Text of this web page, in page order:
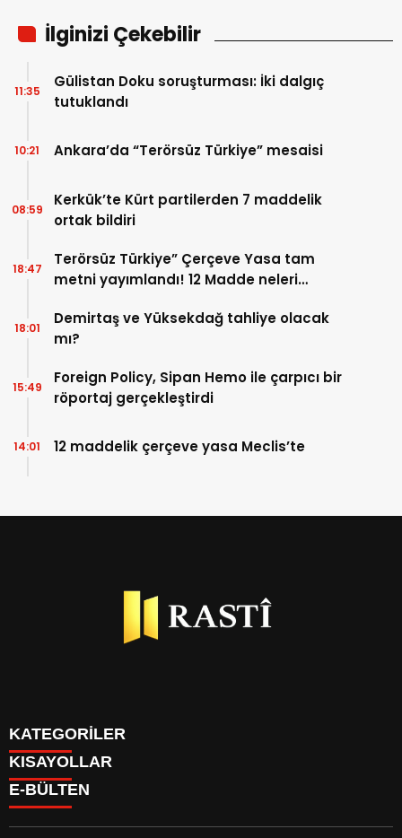
İlginizi Çekebilir
Gülistan Doku soruşturması: İki dalgıç
tutuklandı
11:35
Ankara’da “Terörsüz Türkiye” mesaisi
10:21
Kerkük’te Kürt partilerden 7 maddelik
ortak bildiri
08:59
Terörsüz Türkiye” Çerçeve Yasa tam
metni yayımlandı! 12 Madde neleri
18:47
Demirtaş ve Yüksekdağ tahliye olacak
mı?
18:01
Foreign Policy, Sipan Hemo ile çarpıcı bir
röportaj gerçekleştirdi
15:49
12 maddelik çerçeve yasa Meclis’te
14:01
KATEGORİLER
BİYOGRAFİLER
DÜNYA
KISAYOLLAR
YAZARLAR
PARİTELER
E-BÜLTEN